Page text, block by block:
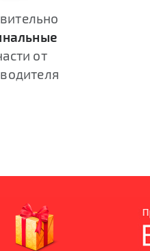
от